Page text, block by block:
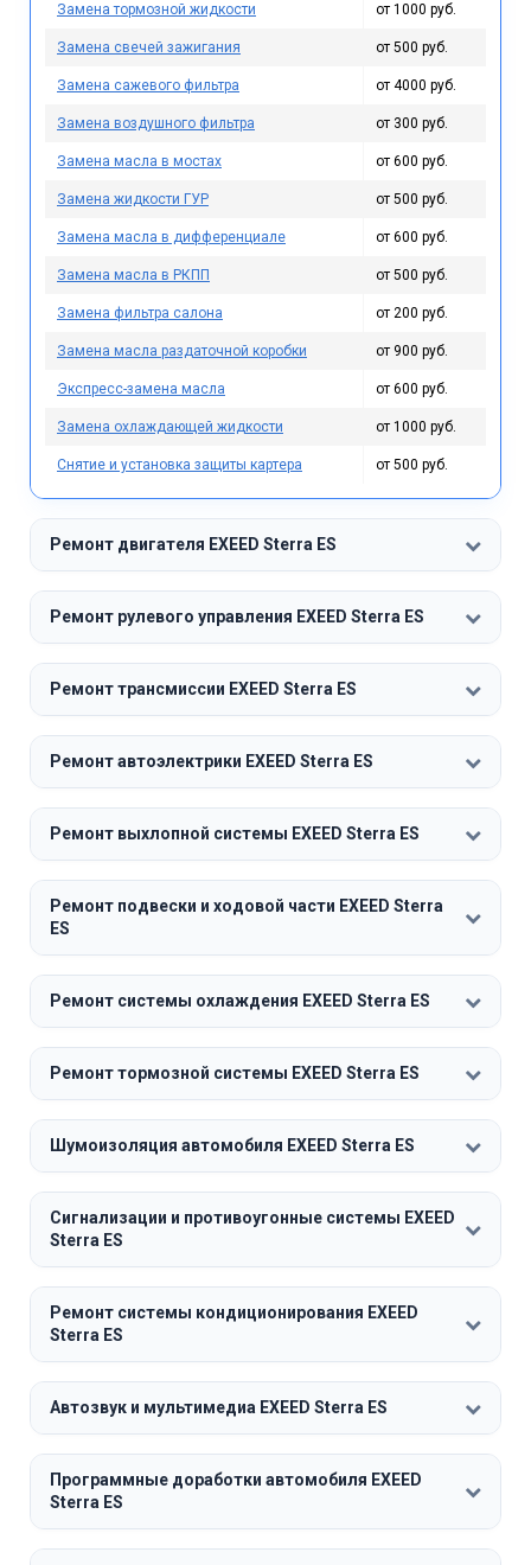
Замена тормозной жидкости от 1000 руб.
Замена свечей зажигания от 500 руб.
Замена сажевого фильтра от 4000 руб.
Замена воздушного фильтра от 300 руб.
Замена масла в мостах от 600 руб.
Замена жидкости ГУР от 500 руб.
Замена масла в дифференциале от 600 руб.
Замена масла в РКПП от 500 руб.
Замена фильтра салона от 200 руб.
Замена масла раздаточной коробки от 900 руб.
Экспресс-замена масла от 600 руб.
Замена охлаждающей жидкости от 1000 руб.
Снятие и установка защиты картера от 500 руб.
Ремонт двигателя EXEED Sterra ES
Ремонт рулевого управления EXEED Sterra ES
Ремонт трансмиссии EXEED Sterra ES
Ремонт автоэлектрики EXEED Sterra ES
Ремонт выхлопной системы EXEED Sterra ES
Ремонт подвески и ходовой части EXEED Sterra
ES
Ремонт системы охлаждения EXEED Sterra ES
Ремонт тормозной системы EXEED Sterra ES
Шумоизоляция автомобиля EXEED Sterra ES
Сигнализации и противоугонные системы EXEED
Sterra ES
Ремонт системы кондиционирования EXEED
Sterra ES
Автозвук и мультимедиа EXEED Sterra ES
Программные доработки автомобиля EXEED
Sterra ES